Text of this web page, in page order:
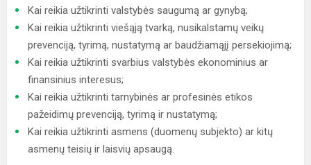
Kai reikia užtikrinti valstybės saugumą ar gynybą;
Kai reikia užtikrinti viešąją tvarką, nusikalstamų veikų
prevenciją, tyrimą, nustatymą ar baudžiamąjį persekiojimą;
Kai reikia užtikrinti svarbius valstybės ekonominius ar
finansinius interesus;
Kai reikia užtikrinti tarnybinės ar profesinės etikos
pažeidimų prevenciją, tyrimą ir nustatymą;
Kai reikia užtikrinti asmens (duomenų subjekto) ar kitų
asmenų teisių ir laisvių apsaugą.